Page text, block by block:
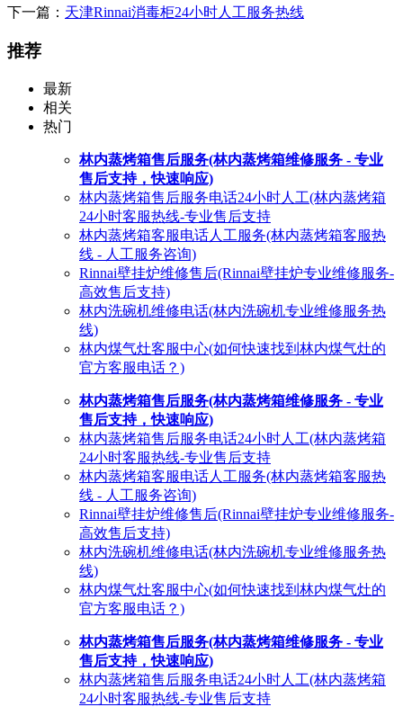
下一篇： 天津Rinnai消毒柜24小时人工服务热线
推荐
最新
相关
热门
林内蒸烤箱售后服务(林内蒸烤箱维修服务 - 专业
售后支持，快速响应)
林内蒸烤箱售后服务电话24小时人工(林内蒸烤箱
24小时客服热线-专业售后支持
林内蒸烤箱客服电话人工服务(林内蒸烤箱客服热
线 - 人工服务咨询)
Rinnai壁挂炉维修售后(Rinnai壁挂炉专业维修服务-
高效售后支持)
林内洗碗机维修电话(林内洗碗机专业维修服务热
线)
林内煤气灶客服中心(如何快速找到林内煤气灶的
官方客服电话？)
林内蒸烤箱售后服务(林内蒸烤箱维修服务 - 专业
售后支持，快速响应)
林内蒸烤箱售后服务电话24小时人工(林内蒸烤箱
24小时客服热线-专业售后支持
林内蒸烤箱客服电话人工服务(林内蒸烤箱客服热
线 - 人工服务咨询)
Rinnai壁挂炉维修售后(Rinnai壁挂炉专业维修服务-
高效售后支持)
林内洗碗机维修电话(林内洗碗机专业维修服务热
线)
林内煤气灶客服中心(如何快速找到林内煤气灶的
官方客服电话？)
林内蒸烤箱售后服务(林内蒸烤箱维修服务 - 专业
售后支持，快速响应)
林内蒸烤箱售后服务电话24小时人工(林内蒸烤箱
24小时客服热线-专业售后支持